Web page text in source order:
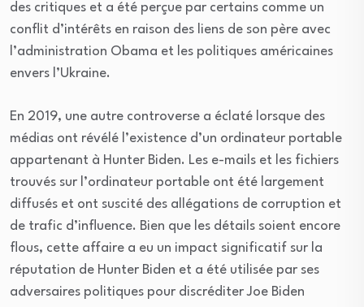
des critiques et a été perçue par certains comme un
conflit d’intérêts en raison des liens de son père avec
l’administration Obama et les politiques américaines
envers l’Ukraine.
En 2019, une autre controverse a éclaté lorsque des
médias ont révélé l’existence d’un ordinateur portable
appartenant à Hunter Biden. Les e-mails et les fichiers
trouvés sur l’ordinateur portable ont été largement
diffusés et ont suscité des allégations de corruption et
de trafic d’influence. Bien que les détails soient encore
flous, cette affaire a eu un impact significatif sur la
réputation de Hunter Biden et a été utilisée par ses
adversaires politiques pour discréditer Joe Biden